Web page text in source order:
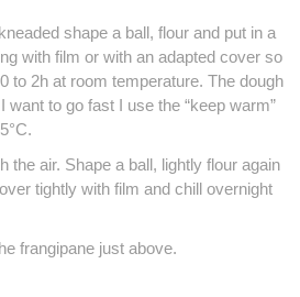
shape a ball, flour and put in a
with film or with an adapted cover so
to 2h at room temperature. The dough
want to go fast I use the “keep warm”
the air. Shape a ball, lightly flour again
tightly with film and chill overnight
frangipane just above.